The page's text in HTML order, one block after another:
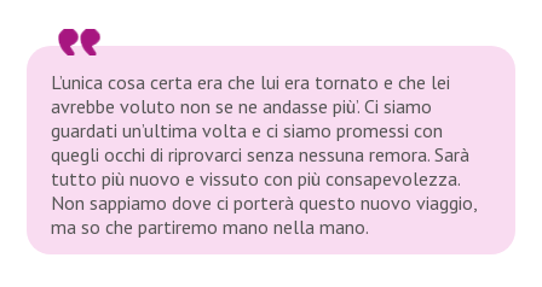
L’unica cosa certa era che lui era tornato e che lei
avrebbe voluto non se ne andasse più’. Ci siamo
guardati un’ultima volta e ci siamo promessi con
quegli occhi di riprovarci senza nessuna remora. Sarà
tutto più nuovo e vissuto con più consapevolezza.
Non sappiamo dove ci porterà questo nuovo viaggio,
ma so che partiremo mano nella mano.